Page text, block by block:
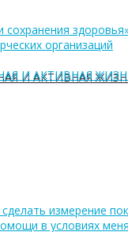
И АКТИВНАЯ
организаций
И АКТИВНАЯ
измерение
в условиях